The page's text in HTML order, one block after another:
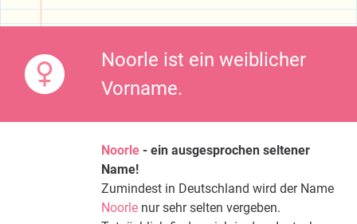
Noorle ist ein weiblicher
Vorname.
Noorle - ein ausgesprochen seltener
Name!
Zumindest in Deutschland wird der Name
Noorle nur sehr selten vergeben.